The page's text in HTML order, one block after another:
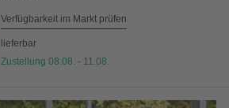
Verfügbarkeit im Markt prüfen
lieferbar
Zustellung 08.08. - 11.08.